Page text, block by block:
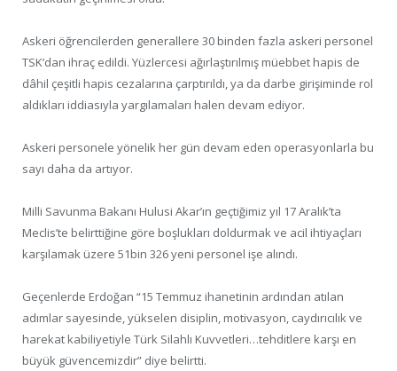
Askeri öğrencilerden generallere 30 binden fazla askeri personel
TSK’dan ihraç edildi. Yüzlercesi ağırlaştırılmış müebbet hapis de
dâhil çeşitli hapis cezalarına çarptırıldı, ya da darbe girişiminde rol
aldıkları iddiasıyla yargılamaları halen devam ediyor.
Askeri personele yönelik her gün devam eden operasyonlarla bu
sayı daha da artıyor.
Milli Savunma Bakanı Hulusi Akar’ın geçtiğimiz yıl 17 Aralık’ta
Meclis’te belirttiğine göre boşlukları doldurmak ve acil ihtiyaçları
karşılamak üzere 51bin 326 yeni personel işe alındı.
Geçenlerde Erdoğan “15 Temmuz ihanetinin ardından atılan
adımlar sayesinde, yükselen disiplin, motivasyon, caydırıcılık ve
harekat kabiliyetiyle Türk Silahlı Kuvvetleri…tehditlere karşı en
büyük güvencemizdir” diye belirtti.